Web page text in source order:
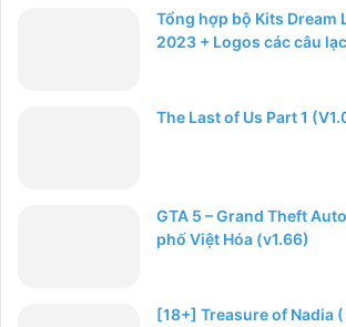
Tổng hợp bộ Kits Dream
2023 + Logos các câu
The Last of Us Part 1
GTA 5 – Grand Theft
phố Việt Hóa (v1.66)
[18+] Treasure of Nadia (